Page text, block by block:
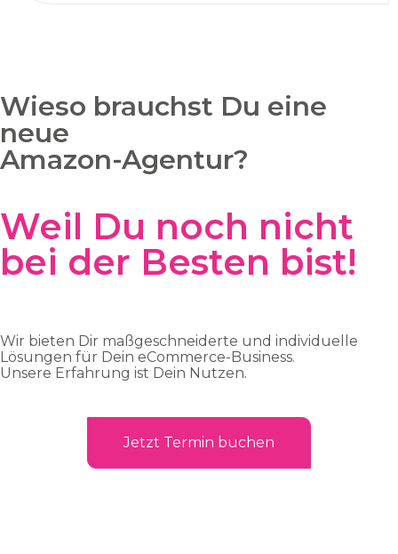
Wieso brauchst Du eine
neue
Amazon-Agentur?
Weil Du noch nicht
bei der Besten bist!
Wir bieten Dir maßgeschneiderte und individuelle
Lösungen für Dein eCommerce-Business.
Unsere Erfahrung ist Dein Nutzen.
Jetzt Termin buchen